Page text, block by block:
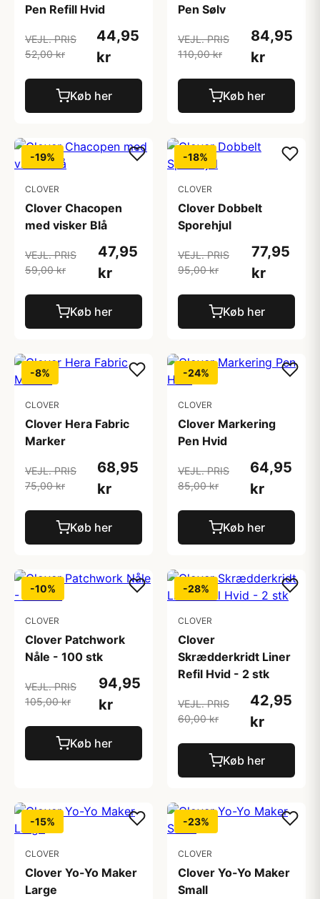
Pen Refill Hvid
VEJL. PRIS
52,00 kr
44,95
kr
Køb her
Pen Sølv
VEJL. PRIS
110,00 kr
84,95
kr
Køb her
-19%
CLOVER
Clover Chacopen
med visker Blå
VEJL. PRIS
59,00 kr
47,95
kr
Køb her
-18%
CLOVER
Clover Dobbelt
Sporehjul
VEJL. PRIS
95,00 kr
77,95
kr
Køb her
-8%
CLOVER
Clover Hera Fabric
Marker
VEJL. PRIS
75,00 kr
68,95
kr
Køb her
-24%
CLOVER
Clover Markering
Pen Hvid
VEJL. PRIS
85,00 kr
64,95
kr
Køb her
-10%
CLOVER
Clover Patchwork
Nåle - 100 stk
VEJL. PRIS
105,00 kr
94,95
kr
Køb her
-28%
CLOVER
Clover
Skrædderkridt Liner
Refil Hvid - 2 stk
VEJL. PRIS
60,00 kr
42,95
kr
Køb her
-15%
CLOVER
Clover Yo-Yo Maker
Large
-23%
CLOVER
Clover Yo-Yo Maker
Small